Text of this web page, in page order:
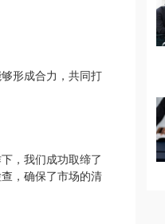
形成合力，共同打
，我们成功取缔了
，确保了市场的清